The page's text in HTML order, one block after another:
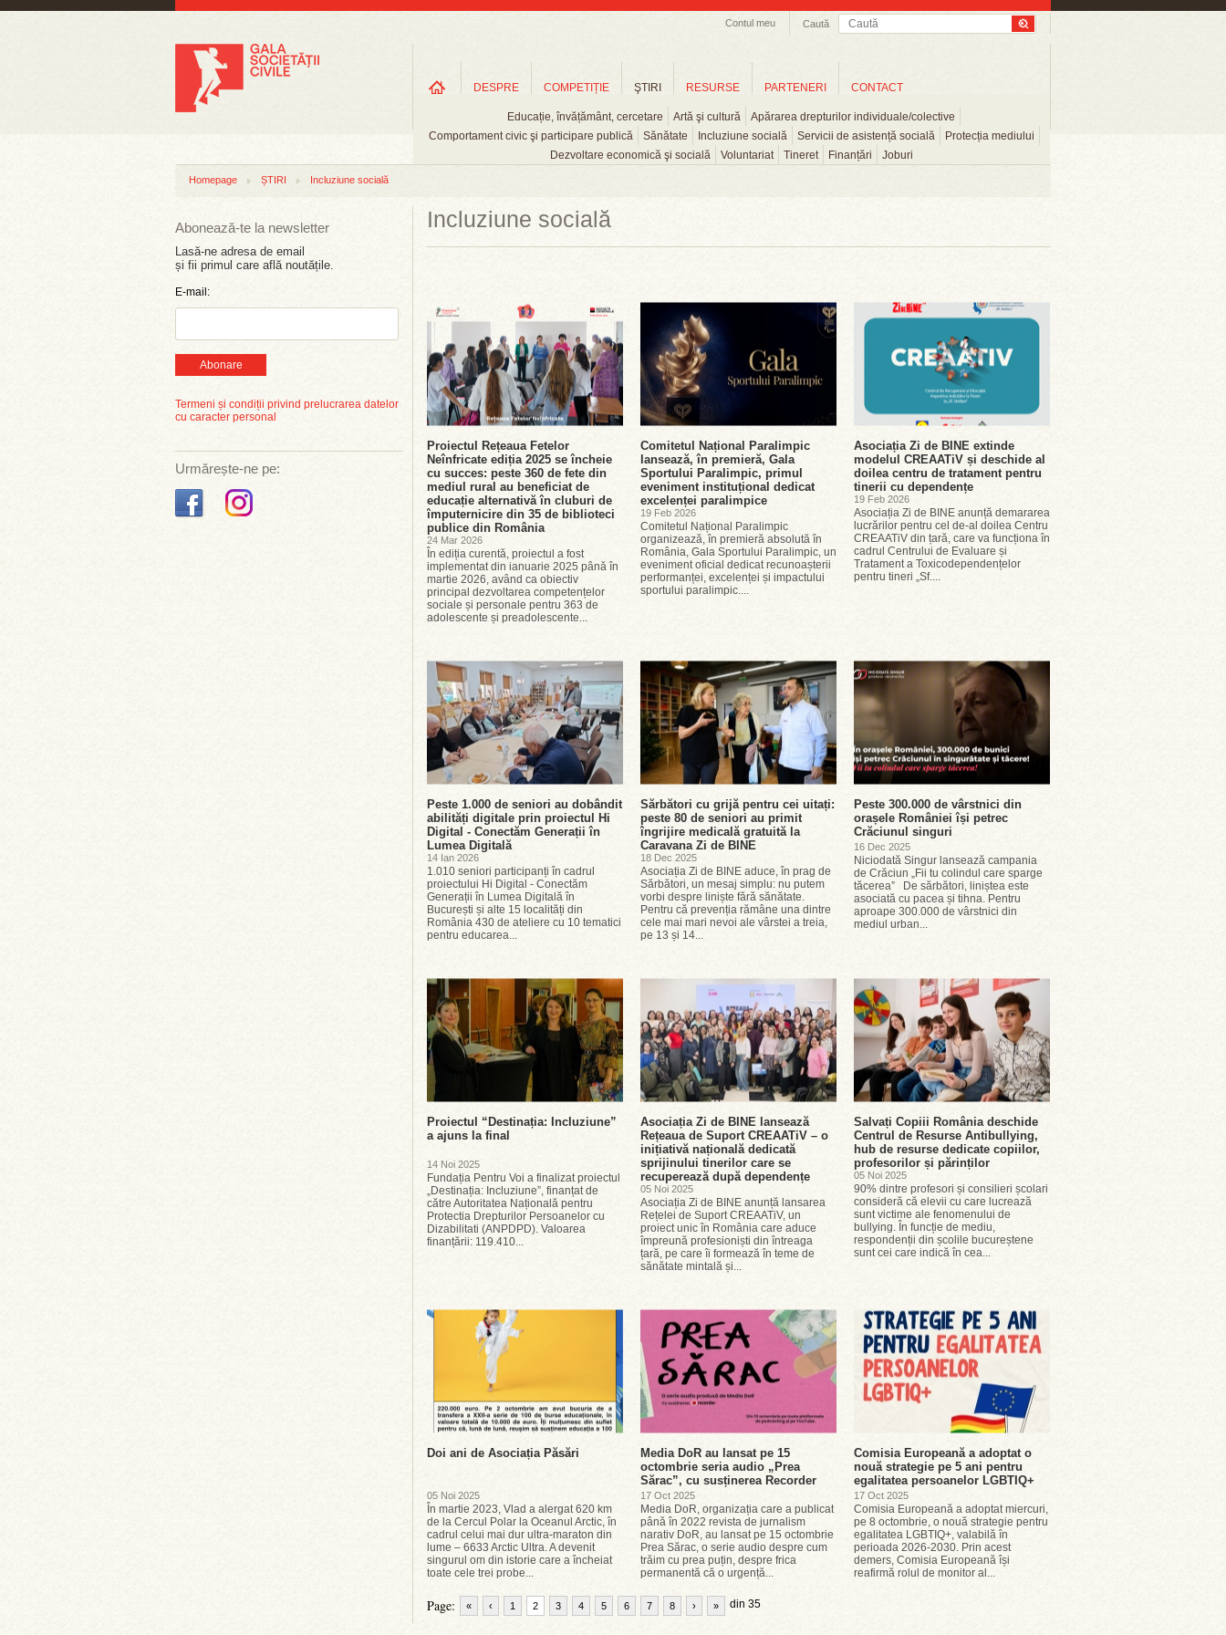
Caută
Contul meu
DESPRE COMPETIȚIE ŞTIRI
Educație, învățământ, cercetare Artă şi cultură
Apărarea drepturilor individuale/colective
Comportament civic şi participare publică
Sănătate Incluziune socială Servicii de asistență socială
Protecția mediului
Dezvoltare economică şi socială
Voluntariat Tineret Finanțări Joburi
RESURSE PARTENERI CONTACT
Homepage ȘTIRI Incluziune socială
Abonează-te la newsletter
Lasă-ne adresa de email
și fii primul care află noutățile.
E-mail:
Abonare
Termeni și condiții privind prelucrarea datelor
cu caracter personal
Urmărește-ne pe:
Incluziune socială
Proiectul Rețeaua Fetelor
Neînfricate ediția 2025 se încheie
cu succes: peste 360 de fete din
mediul rural au beneficiat de
educație alternativă în cluburi de
împuternicire din 35 de biblioteci
publice din România
24 Mar 2026
În ediția curentă, proiectul a fost
implementat din ianuarie 2025 până în
martie 2026, având ca obiectiv
principal dezvoltarea competențelor
sociale și personale pentru 363 de
adolescente și preadolescente...
Comitetul Național Paralimpic
lansează, în premieră, Gala
Sportului Paralimpic, primul
eveniment instituțional dedicat
excelenței paralimpice
19 Feb 2026
Comitetul Național Paralimpic
organizează, în premieră absolută în
România, Gala Sportului Paralimpic, un
eveniment oficial dedicat recunoașterii
performanței, excelenței și impactului
sportului paralimpic....
Asociația Zi de BINE extinde
modelul CREAATiV și deschide al
doilea centru de tratament pentru
tinerii cu dependențe
19 Feb 2026
Asociația Zi de BINE anunță demararea
lucrărilor pentru cel de-al doilea Centru
CREAATiV din țară, care va funcționa în
cadrul Centrului de Evaluare și
Tratament a Toxicodependențelor
pentru tineri „Sf....
Peste 1.000 de seniori au dobândit
abilități digitale prin proiectul Hi
Digital - Conectăm Generații în
Lumea Digitală
14 Ian 2026
1.010 seniori participanți în cadrul
proiectului Hi Digital - Conectăm
Generații în Lumea Digitală în
București și alte 15 localități din
România 430 de ateliere cu 10 tematici
pentru educarea...
Sărbători cu grijă pentru cei uitați:
peste 80 de seniori au primit
îngrijire medicală gratuită la
Caravana Zi de BINE
18 Dec 2025
Asociația Zi de BINE aduce, în prag de
Sărbători, un mesaj simplu: nu putem
vorbi despre liniște fără sănătate.
Pentru că prevenția rămâne una dintre
cele mai mari nevoi ale vârstei a treia,
pe 13 și 14...
Peste 300.000 de vârstnici din
orașele României își petrec
Crăciunul singuri
16 Dec 2025
Niciodată Singur lansează campania
de Crăciun „Fii tu colindul care sparge
tăcerea” De sărbători, liniștea este
asociată cu pacea și tihna. Pentru
aproape 300.000 de vârstnici din
mediul urban...
Proiectul “Destinația: Incluziune”
a ajuns la final
14 Noi 2025
Fundația Pentru Voi a finalizat proiectul
„Destinația: Incluziune”, finanțat de
către Autoritatea Națională pentru
Protectia Drepturilor Persoanelor cu
Dizabilitati (ANPDPD). Valoarea
finanțării: 119.410...
Asociația Zi de BINE lansează
Rețeaua de Suport CREAATiV – o
inițiativă națională dedicată
sprijinului tinerilor care se
recuperează după dependențe
05 Noi 2025
Asociația Zi de BINE anunță lansarea
Rețelei de Suport CREAATiV, un
proiect unic în România care aduce
împreună profesioniști din întreaga
țară, pe care îi formează în teme de
sănătate mintală și...
Salvați Copiii România deschide
Centrul de Resurse Antibullying,
hub de resurse dedicate copiilor,
profesorilor și părinților
05 Noi 2025
90% dintre profesori și consilieri școlari
consideră că elevii cu care lucrează
sunt victime ale fenomenului de
bullying. În funcție de mediu,
respondenții din școlile bucureștene
sunt cei care indică în cea...
Doi ani de Asociația Păsări
05 Noi 2025
În martie 2023, Vlad a alergat 620 km
de la Cercul Polar la Oceanul Arctic, în
cadrul celui mai dur ultra-maraton din
lume – 6633 Arctic Ultra. A devenit
singurul om din istorie care a încheiat
toate cele trei probe...
Media DoR au lansat pe 15
octombrie seria audio „Prea
Sărac”, cu susținerea Recorder
17 Oct 2025
Media DoR, organizația care a publicat
până în 2022 revista de jurnalism
narativ DoR, au lansat pe 15 octombrie
Prea Sărac, o serie audio despre cum
trăim cu prea puțin, despre frica
permanentă că o urgență...
Comisia Europeană a adoptat o
nouă strategie pe 5 ani pentru
egalitatea persoanelor LGBTIQ+
17 Oct 2025
Comisia Europeană a adoptat miercuri,
pe 8 octombrie, o nouă strategie pentru
egalitatea LGBTIQ+, valabilă în
perioada 2026-2030. Prin acest
demers, Comisia Europeană își
reafirmă rolul de monitor al...
Page: « ‹ 1 2 3 4 5 6 7 8 din 35
› »